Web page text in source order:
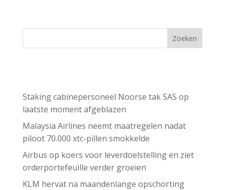
Zoeken
Staking cabinepersoneel Noorse tak SAS op
laatste moment afgeblazen
Malaysia Airlines neemt maatregelen nadat
piloot 70.000 xtc-pillen smokkelde
Airbus op koers voor leverdoelstelling en ziet
orderportefeuille verder groeien
KLM hervat na maandenlange opschorting